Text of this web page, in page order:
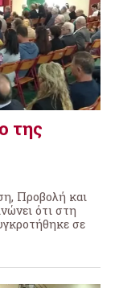
της
Προβολή και
ότι στη
σε